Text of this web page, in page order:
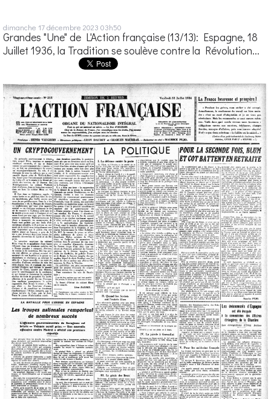
dimanche 17décembre 2023 03h50
Grandes "Une" de L'Action française (13/13): Espagne, 18
Juillet 1936, la Tradition se soulève contre la Révolution...